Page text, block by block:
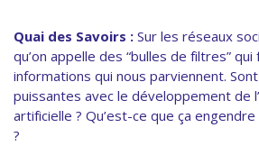
Quai des Savoirs : Sur les réseaux
qu’on appelle des “bulles de filtres”
informations qui nous parviennent.
puissantes avec le développement de
artificielle ? Qu’est-ce que ça
?